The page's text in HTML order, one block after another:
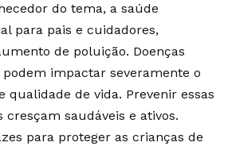
do tema, a saúde
para pais e cuidadores,
de poluição. Doenças
impactar severamente o
de vida. Prevenir essas
saudáveis e ativos.
para proteger as crianças de